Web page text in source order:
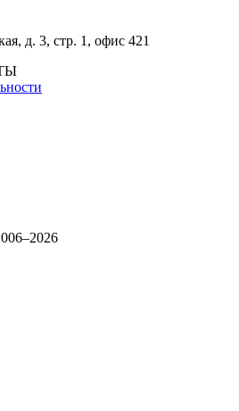
д. 3, стр. 1, офис 421